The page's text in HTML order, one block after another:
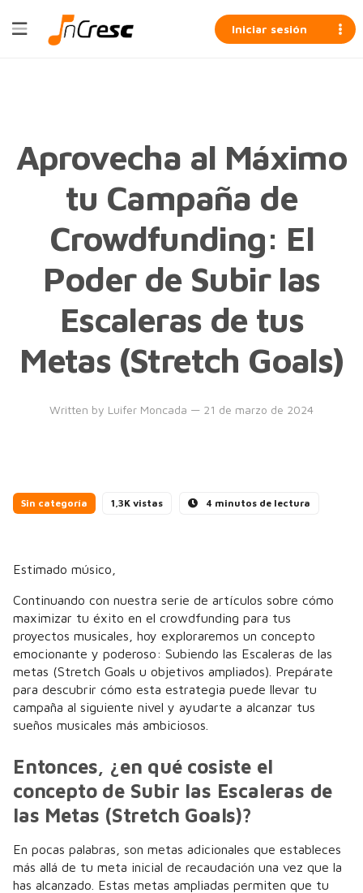
Iniciar sesión
Aprovecha al Máximo
tu Campaña de
Crowdfunding: El
Poder de Subir las
Escaleras de tus
Metas (Stretch Goals)
Written by Luifer Moncada — 21 de marzo de 2024
Sin categoría 1,3K vistas 4 minutos de lectura
Estimado músico,
Continuando con nuestra serie de artículos sobre cómo
maximizar tu éxito en el crowdfunding para tus
proyectos musicales, hoy exploraremos un concepto
emocionante y poderoso: Subiendo las Escaleras de las
metas (Stretch Goals u objetivos ampliados). Prepárate
para descubrir cómo esta estrategia puede llevar tu
campaña al siguiente nivel y ayudarte a alcanzar tus
sueños musicales más ambiciosos.
Entonces, ¿en qué cosiste el
concepto de Subir las Escaleras de
las Metas (Stretch Goals)?
En pocas palabras, son metas adicionales que estableces
más allá de tu meta inicial de recaudación una vez que la
has alcanzado. Estas metas ampliadas permiten que tu